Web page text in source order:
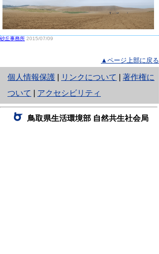
砂丘事務所 2015/07/09
▲ページ上部に戻る
個人情報保護
と
り
ネ
ッ
リンクについて
著作権に
ついて
アクセシビリティ
鳥取県生活環境部 自然共生社会局